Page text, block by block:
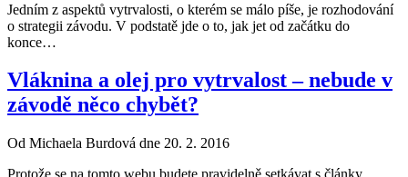
Jedním z aspektů vytrvalosti, o kterém se málo píše, je rozhodování
o strategii závodu. V podstatě jde o to, jak jet od začátku do
konce…
Vláknina a olej pro vytrvalost – nebude v
závodě něco chybět?
Od Michaela Burdová dne 20. 2. 2016